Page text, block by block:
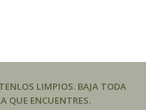
LIMPIOS. BAJA TODA
QUE ENCUENTRES.